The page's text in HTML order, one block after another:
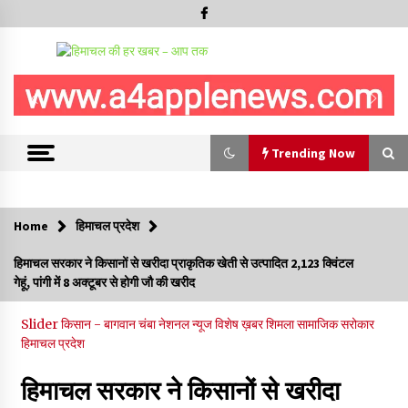
Trending Now
चंबा के बैरागढ़ में दर्दनाक बस हादसा, 7 की मौत, 11 घायल, राज्यपाल CM व
कुलदीप पठानिया सहित नेताओं ने जताया शोक
08/08/2026
चंबा में बड़ा बस सड़क हादसा, 3 की मौत कई गंभीर घायल, बैरागढ़ से चंबा आ
Home हिमाचल प्रदेश
हिमाचल सरकार ने किसानों से खरीदा प्राकृतिक खेती से उत्पादित 2,123 क्विंटल
गेहूं, पांगी में 8 अक्टूबर से होगी जौ की खरीद
Sliderकिसान - बागवानचंबानेशनल न्यूजविशेष ख़बरशिमलासामाजिक सरोकार
हिमाचल प्रदेश
हिमाचल सरकार ने किसानों से खरीदा